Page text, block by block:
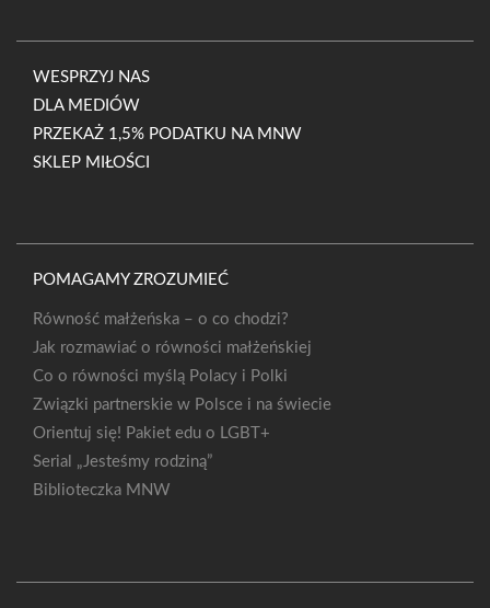
WESPRZYJ NAS
DLA MEDIÓW
PRZEKAŻ 1,5% PODATKU NA MNW
SKLEP MIŁOŚCI
POMAGAMY ZROZUMIEĆ
Równość małżeńska – o co chodzi?
Jak rozmawiać o równości małżeńskiej
Co o równości myślą Polacy i Polki
Związki partnerskie w Polsce i na świecie
Orientuj się! Pakiet edu o LGBT+
Serial „Jesteśmy rodziną”
Biblioteczka MNW